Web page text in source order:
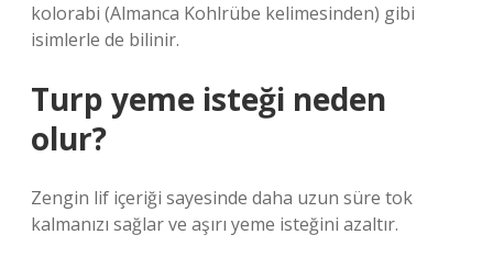
kolorabi (Almanca Kohlrübe kelimesinden) gibi
isimlerle de bilinir.
Turp yeme isteği neden
olur?
Zengin lif içeriği sayesinde daha uzun süre tok
kalmanızı sağlar ve aşırı yeme isteğini azaltır.